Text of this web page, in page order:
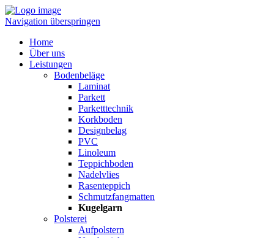
Navigation überspringen
Home
Über uns
Leistungen
Bodenbeläge
Laminat
Parkett
Parketttechnik
Korkboden
Designbelag
PVC
Linoleum
Teppichboden
Nadelvlies
Rasenteppich
Schmutzfangmatten
Kugelgarn
Polsterei
Aufpolstern